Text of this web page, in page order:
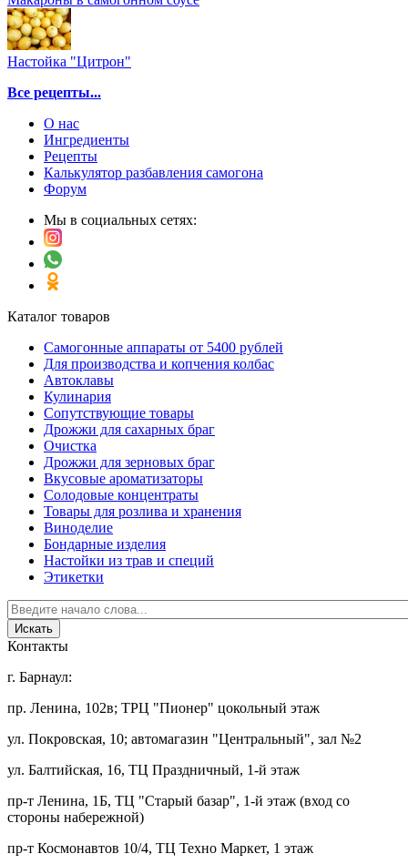
Настойка "Цитрон"
Все рецепты...
О нас
Ингредиенты
Рецепты
Калькулятор разбавления самогона
Форум
Мы в социальных сетях:
Каталог товаров
Самогонные аппараты от 5400 рублей
Для производства и копчения колбас
Автоклавы
Кулинария
Сопутствующие товары
Дрожжи для сахарных браг
Очистка
Дрожжи для зерновых браг
Вкусовые ароматизаторы
Солодовые концентраты
Товары для розлива и хранения
Виноделие
Бондарные изделия
Настойки из трав и специй
Этикетки
Контакты
г. Барнаул:
пр. Ленина, 102в; ТРЦ "Пионер" цокольный этаж
ул. Покровская, 10; автомагазин "Центральный", зал №2
ул. Балтийская, 16, ТЦ Праздничный, 1-й этаж
пр-т Ленина, 1Б, ТЦ "Старый базар", 1-й этаж (вход со
стороны набережной)
пр-т Космонавтов 10/4, ТЦ Техно Маркет, 1 этаж